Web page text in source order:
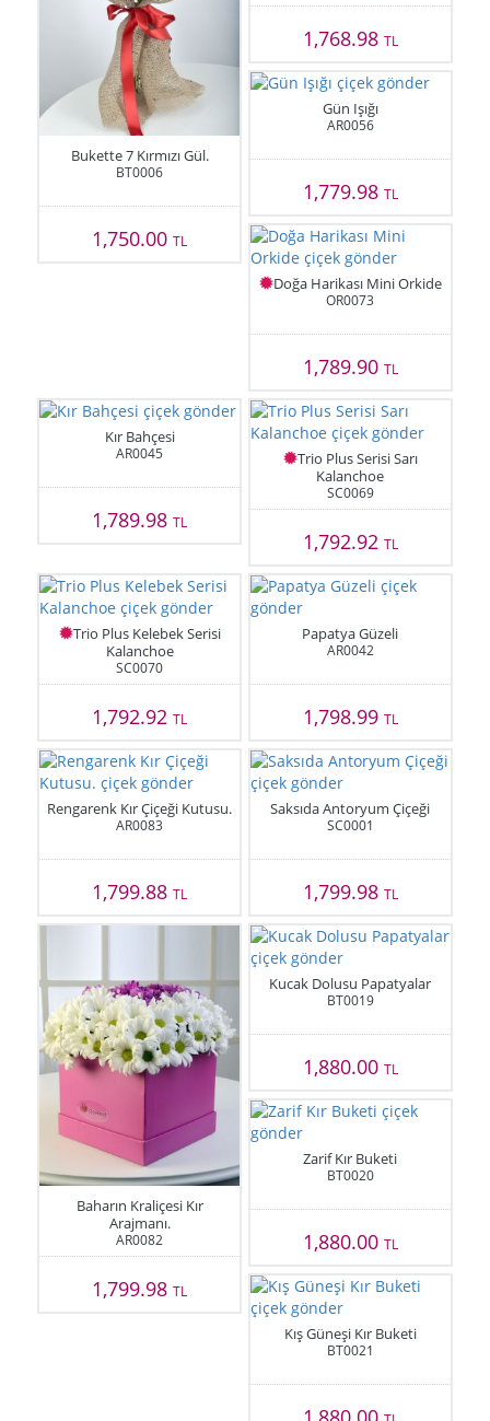
Bukette 7 Kırmızı Gül.
BT0006
1,750.00TL
1,768.98 TL
Gün Işığı
AR0056
1,779.98 TL
Doğa Harikası Mini Orkide
OR0073
1,789.90 TL
Kır Bahçesi
AR0045
1,789.98TL
Trio Plus Serisi Sarı
Kalanchoe
SC0069
1,792.92 TL
Trio Plus Kelebek Serisi
Kalanchoe
SC0070
1,792.92TL
Papatya Güzeli
AR0042
1,798.99 TL
Rengarenk Kır Çiçeği Kutusu.
AR0083
1,799.88TL
Saksıda Antoryum Çiçeği
SC0001
1,799.98 TL
Baharın Kraliçesi Kır
Arajmanı.
AR0082
1,799.98TL
Kucak Dolusu Papatyalar
BT0019
1,880.00 TL
Zarif Kır Buketi
BT0020
1,880.00 TL
Kış Güneşi Kır Buketi
BT0021